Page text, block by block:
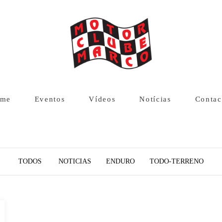
Eventos Vídeos Notícias
TODOS NOTICIAS ENDURO TODO-TERRENO